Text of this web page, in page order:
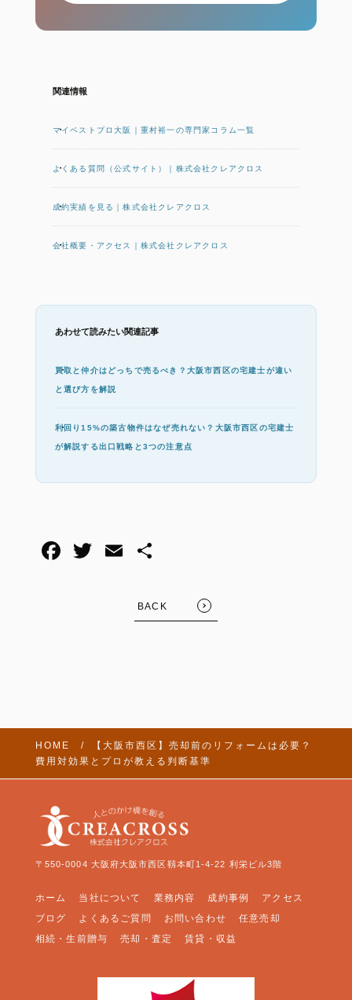
関連情報
マイベストプロ大阪｜重村裕一の専門家コラム一覧
よくある質問（公式サイト）｜株式会社クレアクロス
成約実績を見る｜株式会社クレアクロス
会社概要・アクセス｜株式会社クレアクロス
あわせて読みたい関連記事
買取と仲介はどっちで売るべき？大阪市西区の宅建士が違い
と選び方を解説
利回り15%の築古物件はなぜ売れない？大阪市西区の宅建士
が解説する出口戦略と3つの注意点
BACK
HOME
【大阪市西区】売却前のリフォームは必要？
費用対効果とプロが教える判断基準
〒550-0004 大阪府大阪市西区靱本町1-4-22 利栄ビル3階
ホーム 当社について 業務内容 成約事例
アクセス
ブログ
よくあるご質問 お問い合わせ
任意売却
相続・生前贈与
売却・査定 賃貸・収益